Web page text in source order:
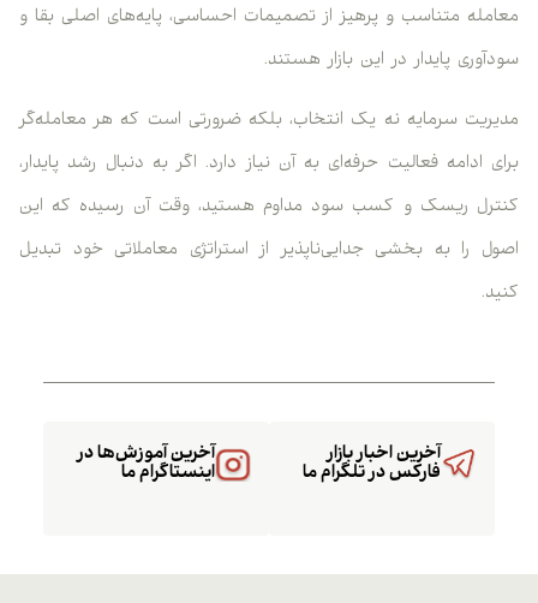
معامله متناسب و پرهیز از تصمیمات احساسی، پایه‌های اصلی بقا و
سودآوری پایدار در این بازار هستند.
مدیریت سرمایه نه یک انتخاب، بلکه ضرورتی است که هر معامله‌گر
برای ادامه فعالیت حرفه‌ای به آن نیاز دارد. اگر به دنبال رشد پایدار،
کنترل ریسک و کسب سود مداوم هستید، وقت آن رسیده که این
اصول را به بخشی جدایی‌ناپذیر از استراتژی معاملاتی خود تبدیل
کنید.
آخرین آموزش‌ها در
اینستاگرام ما
آخرین اخبار بازار
فارکس در تلگرام ما